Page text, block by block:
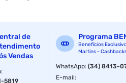
de
Vendas
:
5819
Programa
Benefícios
Martins -
WhatsApp:(34) 8413-
E-mail: